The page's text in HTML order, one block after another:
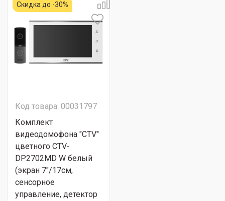
Скидка до -30%
Код товара: 00031797
Комплект
видеодомофона "CTV"
цветного CTV-
DP2702MD W белый
(экран 7"/17см,
сенсорное
управление, детектор